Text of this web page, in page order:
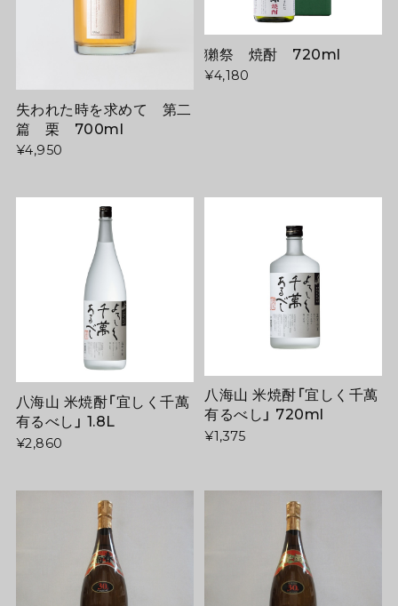
失われた時を求めて 第二
篇 栗 700ml
¥4,950
獺祭 焼酎 720ml
¥4,180
八海山 米焼酎「宜しく千萬
有るべし」 1.8L
¥2,860
八海山 米焼酎「宜しく千萬
有るべし」 720ml
¥1,375